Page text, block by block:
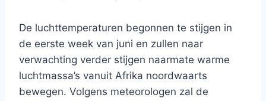
De luchttemperaturen begonnen te stijgen in
de eerste week van juni en zullen naar
verwachting verder stijgen naarmate warme
luchtmassa’s vanuit Afrika noordwaarts
bewegen. Volgens meteorologen zal de